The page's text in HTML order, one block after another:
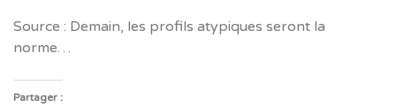
Source : Demain, les profils atypiques seront la
norme…
Partager :